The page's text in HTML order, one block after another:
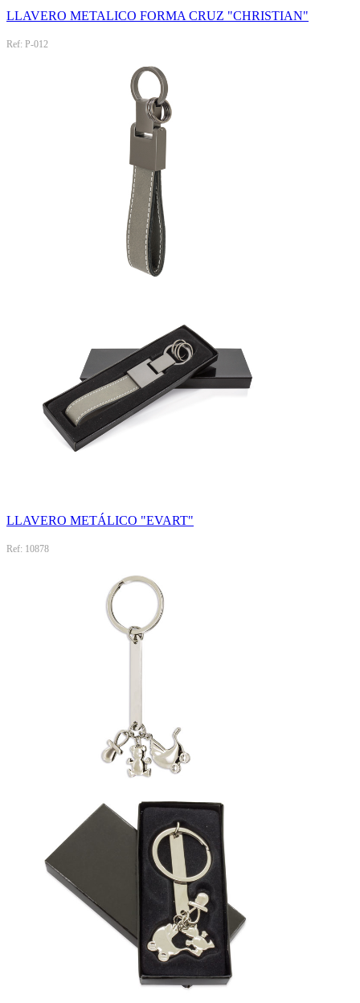
LLAVERO METALICO FORMA CRUZ "CHRISTIAN"
Ref: P-012
LLAVERO METÁLICO "EVART"
Ref: 10878